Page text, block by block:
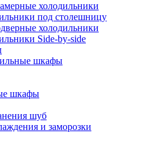
холодильники
под столешницу
холодильники
Side-by-side
шкафы
шкафы
шуб
и заморозки